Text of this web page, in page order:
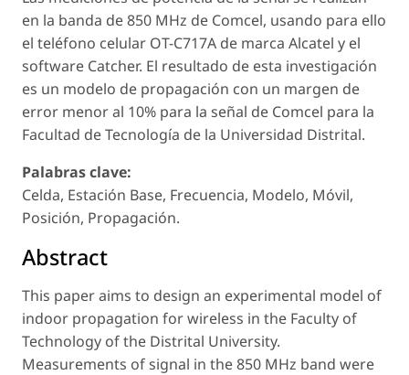
en la banda de 850 MHz de Comcel, usando para ello
el teléfono celular OT-C717A de marca Alcatel y el
software Catcher. El resultado de esta investigación
es un modelo de propagación con un margen de
error menor al 10% para la señal de Comcel para la
Facultad de Tecnología de la Universidad Distrital.
Palabras clave:
Celda, Estación Base, Frecuencia, Modelo, Móvil,
Posición, Propagación.
Abstract
This paper aims to design an experimental model of
indoor propagation for wireless in the Faculty of
Technology of the Distrital University.
Measurements of signal in the 850 MHz band were